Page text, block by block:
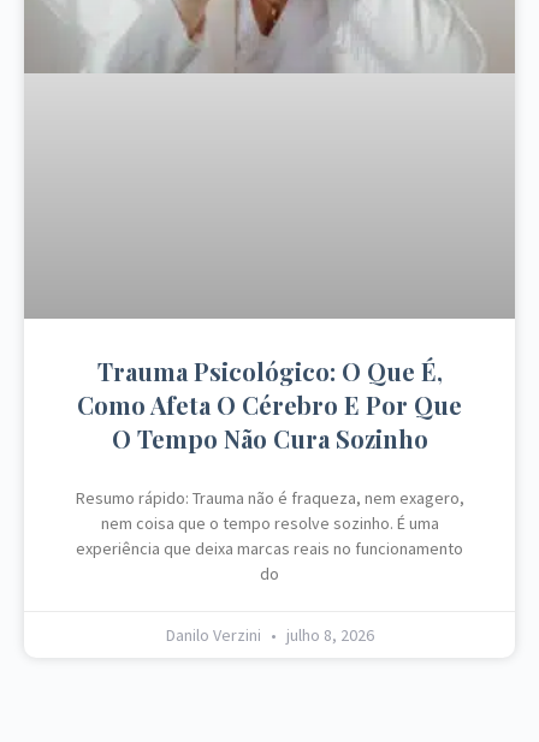
Trauma Psicológico: O Que É,
Como Afeta O Cérebro E Por Que
O Tempo Não Cura Sozinho
Resumo rápido: Trauma não é fraqueza, nem exagero,
nem coisa que o tempo resolve sozinho. É uma
experiência que deixa marcas reais no funcionamento
do
Danilo Verzini julho 8, 2026